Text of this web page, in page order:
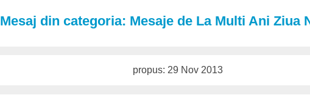
Mesaj din categoria: Mesaje de La Multi Ani Ziua
propus: 29 Nov 2013